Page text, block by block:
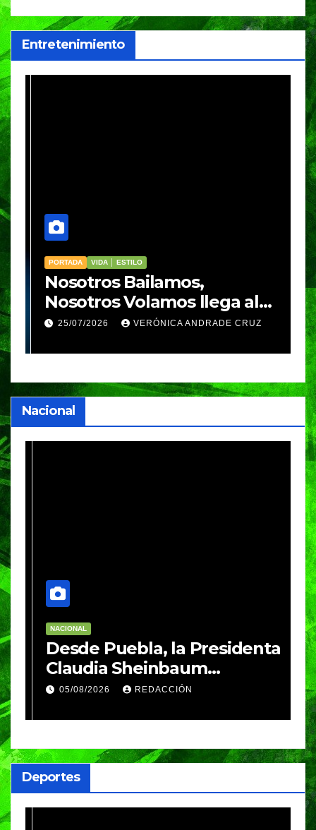
Entretenimiento
PORTADA VIDA │ ESTILO
Nosotros Bailamos,
Nosotros Volamos llega al
GIFF
25/07/2026 VERÓNICA ANDRADE CRUZ
Nacional
NACIONAL
Desde Puebla, la Presidenta
Claudia Sheinbaum
arrancará la Jornada
05/08/2026 REDACCIÓN
Deportes